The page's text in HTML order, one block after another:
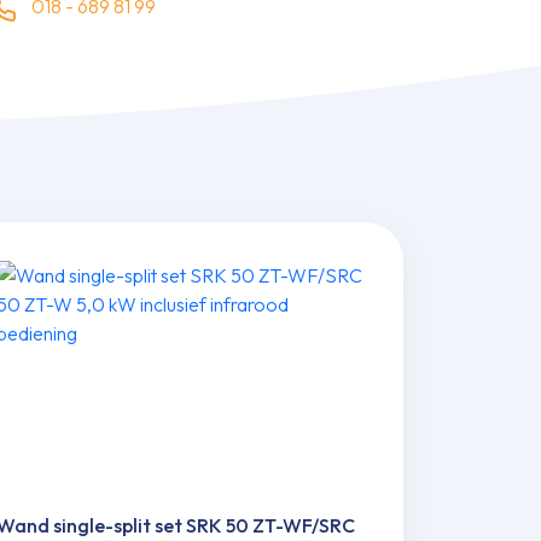
018 - 689 81 99
single-split set SRK 50 ZT-WF/SRC